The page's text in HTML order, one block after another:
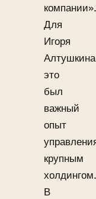
компании».
Для
Игоря
Алтушкина
это
был
важный
опыт
крупным
холдингом.
В